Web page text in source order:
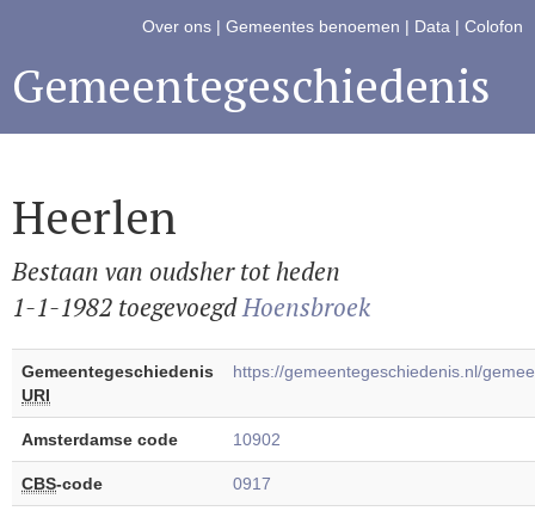
Over ons | Gemeentes benoemen | Data | Colofon
Gemeentegeschiedenis
Heerlen
Bestaan van oudsher tot heden
1-1-1982 toegevoegdHoensbroek
Gemeentegeschiedenis
URI
https://gemeentegeschiedenis.nl/
Amsterdamse code 10902
CBS-code 0917